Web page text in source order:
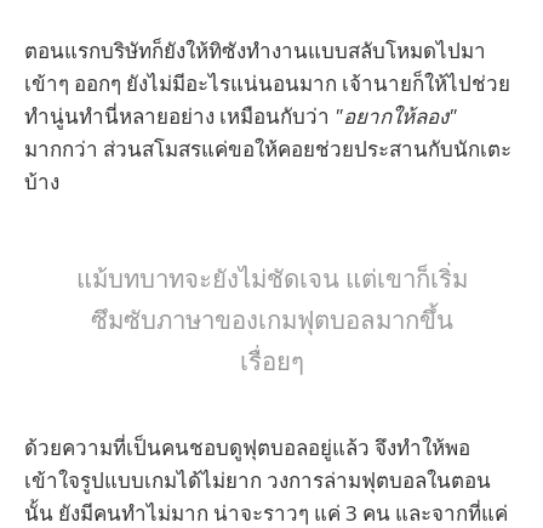
ตอนแรกบริษัทก็ยังให้ทิซังทำงานแบบสลับโหมดไปมา
เข้าๆ ออกๆ ยังไม่มีอะไรแน่นอนมาก เจ้านายก็ให้ไปช่วย
ทำนู่นทำนี่หลายอย่าง เหมือนกับว่า "อยากให้ลอง"
มากกว่า ส่วนสโมสรแค่ขอให้คอยช่วยประสานกับนักเตะ
บ้าง
แม้บทบาทจะยังไม่ชัดเจน แต่เขาก็เริ่ม
ซึมซับภาษาของเกมฟุตบอลมากขึ้น
เรื่อยๆ
ด้วยความที่เป็นคนชอบดูฟุตบอลอยู่แล้ว จึงทำให้พอ
เข้าใจรูปแบบเกมได้ไม่ยาก วงการล่ามฟุตบอลในตอน
นั้น ยังมีคนทำไม่มาก น่าจะราวๆ แค่ 3 คน และจากที่แค่